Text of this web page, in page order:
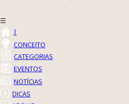
☰
|
CONCEITO
CATEGORIAS
EVENTOS
NOTÍCIAS
DICAS